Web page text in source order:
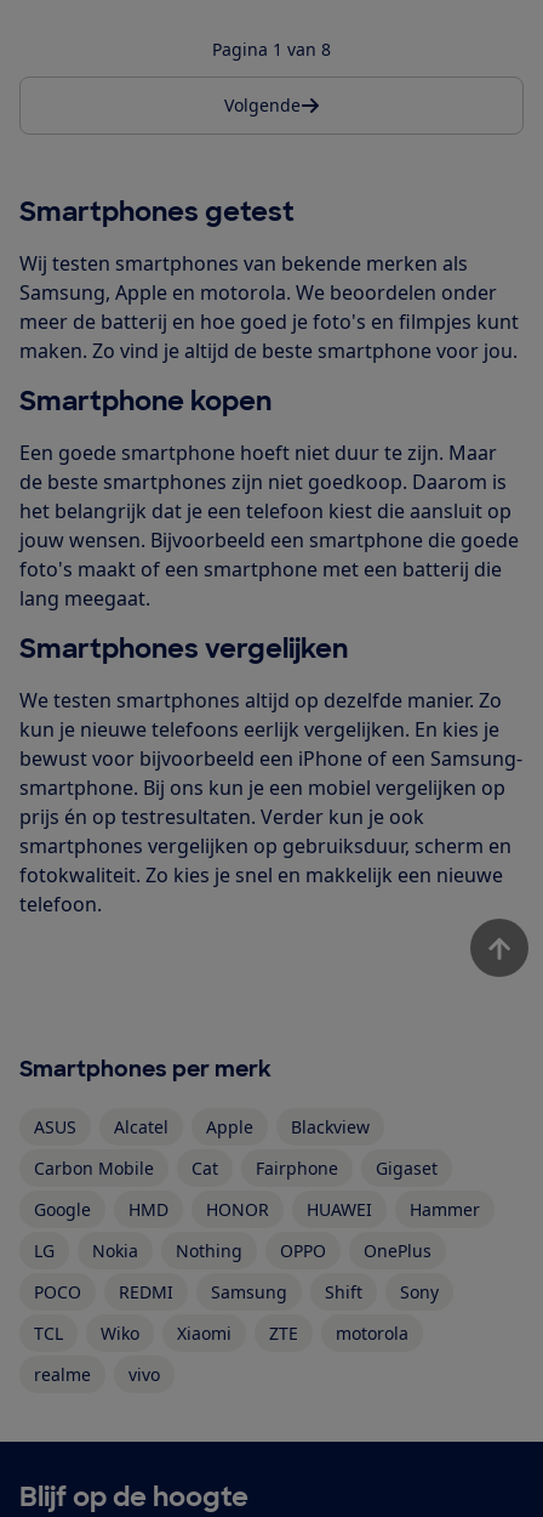
Pagina 1 van 8
Volgende
Smartphones getest
Wij testen smartphones van bekende merken als
Samsung, Apple en motorola. We beoordelen onder
meer de batterij en hoe goed je foto's en filmpjes kunt
maken. Zo vind je altijd de beste smartphone voor jou.
Smartphone kopen
Een goede smartphone hoeft niet duur te zijn. Maar
de beste smartphones zijn niet goedkoop. Daarom is
het belangrijk dat je een telefoon kiest die aansluit op
jouw wensen. Bijvoorbeeld een smartphone die goede
foto's maakt of een smartphone met een batterij die
lang meegaat.
Smartphones vergelijken
We testen smartphones altijd op dezelfde manier. Zo
kun je nieuwe telefoons eerlijk vergelijken. En kies je
bewust voor bijvoorbeeld een iPhone of een Samsung-
smartphone. Bij ons kun je een mobiel vergelijken op
prijs én op testresultaten. Verder kun je ook
smartphones vergelijken op gebruiksduur, scherm en
fotokwaliteit. Zo kies je snel en makkelijk een nieuwe
telefoon.
Smartphones per merk
ASUS Alcatel Apple
Blackview
Carbon Mobile
Cat Fairphone
Gigaset
Google
HMD HONOR HUAWEI
Hammer
LG
Nokia Nothing OPPO
OnePlus
POCO
REDMI Samsung Shift
Sony
TCL
Wiko Xiaomi ZTE
motorola
realme
vivo
Blijf op de hoogte